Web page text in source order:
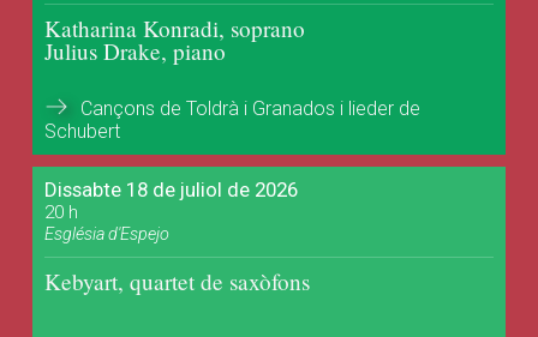
Katharina Konradi, soprano
Julius Drake, piano
Cançons de Toldrà i Granados i lieder de
Schubert
Dissabte 18 de juliol de 2026
20 h
Església d'Espejo
Kebyart, quartet de saxòfons